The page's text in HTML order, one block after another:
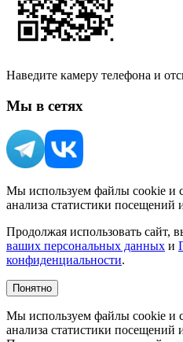
Наведите камеру телефона и
Мы в сетях
Мы используем файлы cookie и
анализа статистики посещений
Продолжая использовать сайт,
ваших персональных данных и
конфиденциальности.
Понятно
Мы используем файлы cookie и
анализа статистики посещений